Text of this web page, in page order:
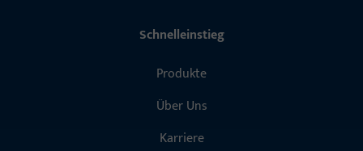
Schnelleinstieg
Produkte
Über Uns
Karriere